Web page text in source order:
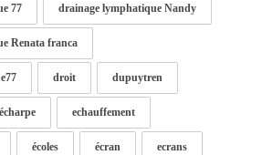
77 drainage lymphatique Nandy
Renata franca
droit dupuytren
écharpe echauffement
écoles écran ecrans